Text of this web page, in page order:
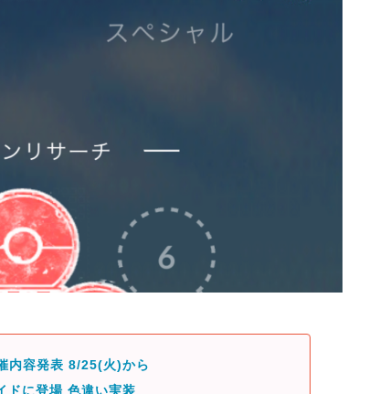
内容発表 8/25(火)から
ドに登場 色違い実装